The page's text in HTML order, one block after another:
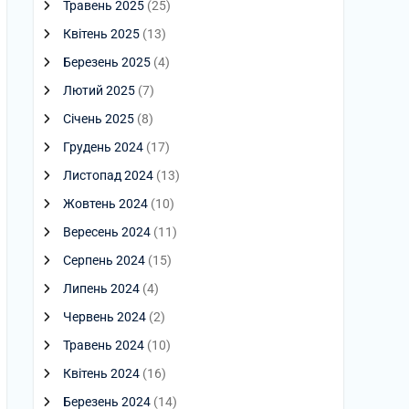
Травень 2025 (25)
Квітень 2025 (13)
Березень 2025 (4)
Лютий 2025 (7)
Січень 2025 (8)
Грудень 2024 (17)
Листопад 2024 (13)
Жовтень 2024 (10)
Вересень 2024 (11)
Серпень 2024 (15)
Липень 2024 (4)
Червень 2024 (2)
Травень 2024 (10)
Квітень 2024 (16)
Березень 2024 (14)